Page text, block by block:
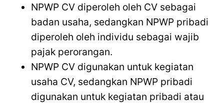
NPWP CV diperoleh oleh CV sebagai
badan usaha, sedangkan NPWP pribadi
diperoleh oleh individu sebagai wajib
pajak perorangan.
NPWP CV digunakan untuk kegiatan
usaha CV, sedangkan NPWP pribadi
digunakan untuk kegiatan pribadi atau